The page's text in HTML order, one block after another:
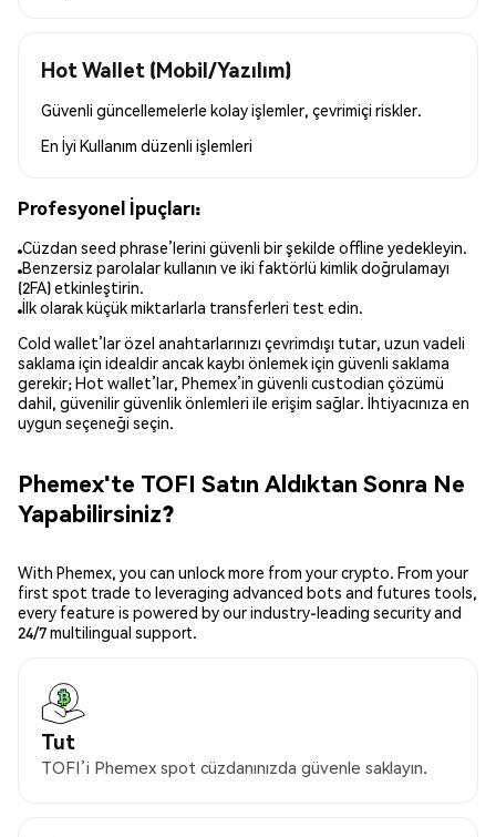
Hot Wallet (Mobil/Yazılım)
Güvenli güncellemelerle kolay işlemler, çevrimiçi riskler.
En İyi Kullanım düzenli işlemleri
Profesyonel İpuçları:
Cüzdan seed phrase’lerini güvenli bir şekilde offline yedekleyin.
Benzersiz parolalar kullanın ve iki faktörlü kimlik doğrulamayı
(2FA) etkinleştirin.
İlk olarak küçük miktarlarla transferleri test edin.
Cold wallet’lar özel anahtarlarınızı çevrimdışı tutar, uzun vadeli
saklama için idealdir ancak kaybı önlemek için güvenli saklama
gerekir; Hot wallet’lar, Phemex’in güvenli custodian çözümü
dahil, güvenilir güvenlik önlemleri ile erişim sağlar. İhtiyacınıza en
uygun seçeneği seçin.
Phemex'te TOFI Satın Aldıktan Sonra Ne
Yapabilirsiniz?
With Phemex, you can unlock more from your crypto. From your
first spot trade to leveraging advanced bots and futures tools,
every feature is powered by our industry-leading security and
24/7 multilingual support.
Tut
TOFI’i Phemex spot cüzdanınızda güvenle saklayın.